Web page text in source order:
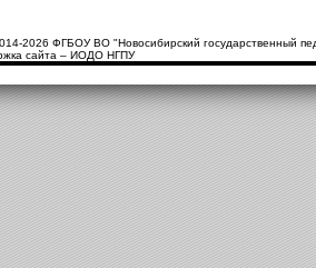
2026 ФГБОУ ВО "Новосибирский государственный
сайта – ИОДО НГПУ